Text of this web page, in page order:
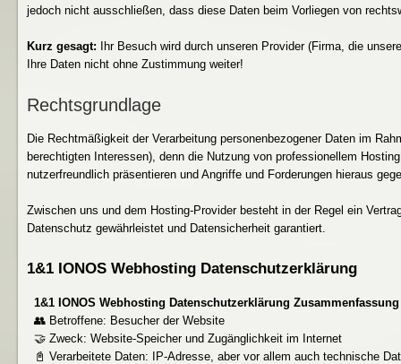
jedoch nicht ausschließen, dass diese Daten beim Vorliegen von
Kurz gesagt: Ihr Besuch wird durch unseren Provider (Firma, die
Ihre Daten nicht ohne Zustimmung weiter!
Rechtsgrundlage
Die Rechtmäßigkeit der Verarbeitung personenbezogener Daten im
berechtigten Interessen), denn die Nutzung von professionellem
nutzerfreundlich präsentieren und Angriffe und Forderungen hieraus
Zwischen uns und dem Hosting-Provider besteht in der Regel ein
Datenschutz gewährleistet und Datensicherheit garantiert.
1&1 IONOS Webhosting Datenschutzerklärung
1&1 IONOS Webhosting Datenschutzerklärung Zusammenfassung
👥 Betroffene: Besucher der Website
🤝 Zweck: Website-Speicher und Zugänglichkeit im Internet
📓 Verarbeitete Daten: IP-Adresse, aber vor allem auch technische